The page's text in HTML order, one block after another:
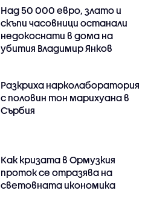
Над 50 000 евро, злато и
скъпи часовници останали
недокоснати в дома на
убития Владимир Янков
Разкриха нарколаборатория
с половин тон марихуана в
Сърбия
Как кризата в Ормузкия
проток се отразява на
световната икономика